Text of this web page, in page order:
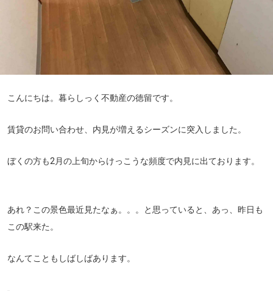
こんにちは。暮らしっく不動産の徳留です。
賃貸のお問い合わせ、内見が増えるシーズンに突入しました。
ぼくの方も2月の上旬からけっこうな頻度で内見に出ております。
あれ？この景色最近見たなぁ。。。と思っていると、あっ、昨日も
この駅来た。
なんてこともしばしばあります。